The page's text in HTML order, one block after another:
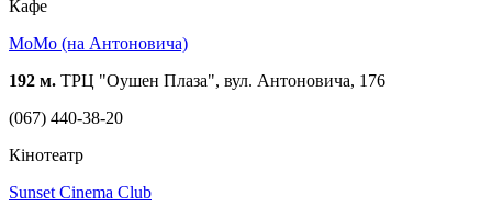
Кафе
MoMo (на Антоновича)
192 м. ТРЦ "Оушен Плаза", вул. Антоновича, 176
(067) 440-38-20
Кінотеатр
Sunset Cinema Club